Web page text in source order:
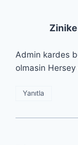
Zinike
Admin kardes
olmasin
Yanıtla